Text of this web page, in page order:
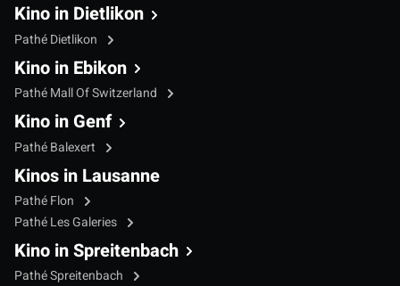
Kino in Dietlikon
Pathé Dietlikon
Kino in Ebikon
Pathé Mall Of Switzerland
Kino in Genf
Pathé Balexert
Kinos in Lausanne
Pathé Flon
Pathé Les Galeries
Kino in Spreitenbach
Pathé Spreitenbach